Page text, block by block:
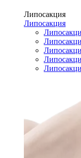
Липосакция
Липосакция